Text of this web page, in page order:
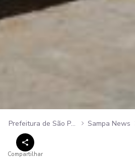
Prefeitura de São Paulo Sampa News
Compartilhar